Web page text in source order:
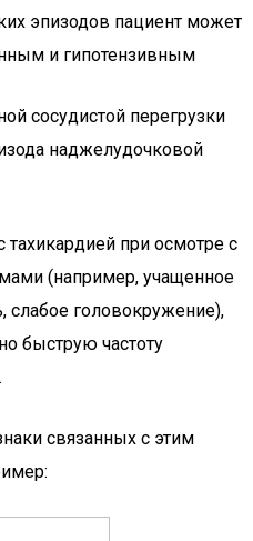
эпизодов пациент может
и гипотензивным
сосудистой перегрузки
наджелудочковой
при осмотре с
(например, учащенное
слабое головокружение),
быструю частоту
связанных с этим